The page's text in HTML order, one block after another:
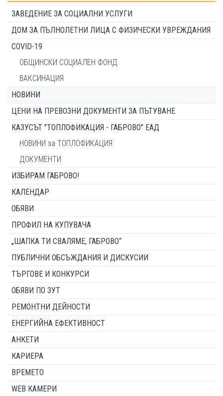
ЗАВЕДЕНИЕ ЗА СОЦИАЛНИ УСЛУГИ
ДОМ ЗА ПЪЛНОЛЕТНИ ЛИЦА С ФИЗИЧЕСКИ УВРЕЖДАНИЯ
COVID-19
ОБЩИНСКИ СОЦИАЛЕН ФОНД
ВАКСИНАЦИЯ
НОВИНИ
ЦЕНИ НА ПРЕВОЗНИ ДОКУМЕНТИ ЗА ПЪТУВАНЕ
КАЗУСЪТ "ТОПЛОФИКАЦИЯ - ГАБРОВО" ЕАД
НОВИНИ за ТОПЛОФИКАЦИЯ
ДОКУМЕНТИ
ИЗБИРАМ ГАБРОВО!
КАЛЕНДАР
ОБЯВИ
ПРОФИЛ НА КУПУВАЧА
„ШАПКА ТИ СВАЛЯМЕ, ГАБРОВО“
ПУБЛИЧНИ ОБСЪЖДАНИЯ И ДИСКУСИИ
ТЪРГОВЕ И КОНКУРСИ
ОБЯВИ ПО ЗУТ
РЕМОНТНИ ДЕЙНОСТИ
ЕНЕРГИЙНА ЕФЕКТИВНОСТ
АНКЕТИ
КАРИЕРА
ВРЕМЕТО
WEB КАМЕРИ